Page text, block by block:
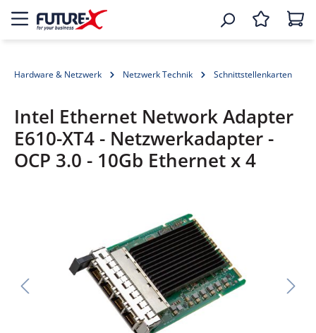
Hardware & Netzwerk Netzwerk Technik Schnittstellenkarten
Intel Ethernet Network Adapter
E610-XT4 - Netzwerkadapter -
OCP 3.0 - 10Gb Ethernet x 4